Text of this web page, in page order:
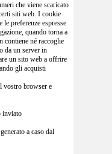
che viene scaricato
siti web. I cookie
preferenze espresse
quando torna a
contiene né raccoglie
da un server in
un sito web a offrire
gli acquisti
vostro browser e
inviato
a caso dal